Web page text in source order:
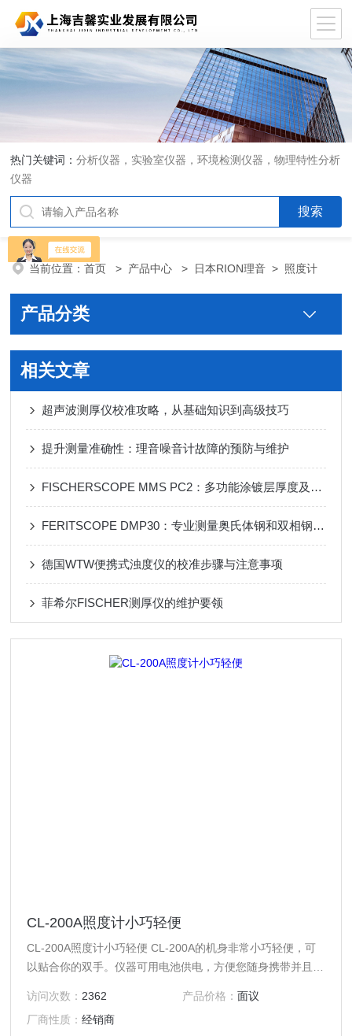
热门关键词：分析仪器，实验室仪器，环境检测仪器，物理特性分析
仪器
当前位置：首页 > 产品中心 > 日本RION理音 > 照度计
产品分类
相关文章
超声波测厚仪校准攻略，从基础知识到高级技巧
提升测量准确性：理音噪音计故障的预防与维护
FISCHERSCOPE MMS PC2：多功能涂镀层厚度及材料测试系统
FERITSCOPE DMP30：专业测量奥氏体钢和双相钢中铁素体含量的仪器
德国WTW便携式浊度仪的校准步骤与注意事项
菲希尔FISCHER测厚仪的维护要领
CL-200A照度计小巧轻便
CL-200A照度计小巧轻便 CL-200A的机身非常小巧轻便，可
以贴合你的双手。仪器可用电池供电，方便您随身携带并且可
访问次数： 2362 产品价格： 面议
厂商性质：经销商